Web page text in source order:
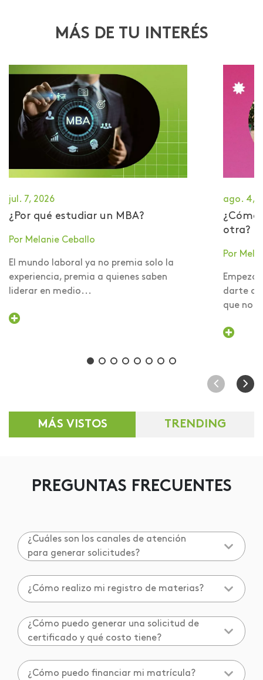
MÁS DE TU INTERÉS
jul. 7, 2026
¿Por qué estudiar un MBA?
Por Melanie Ceballo
El mundo laboral ya no premia solo la
experiencia, premia a quienes saben
liderar en medio...
ago. 4,
​¿Cómo
otra?
Por
darte
que no
MÁS VISTOS TRENDING
PREGUNTAS FRECUENTES
¿Cuáles son los canales de atención
para generar solicitudes?
¿Cómo realizo mi registro de materias?
¿Cómo puedo generar una solicitud de
certificado y qué costo tiene?
¿Cómo puedo financiar mi matrícula?